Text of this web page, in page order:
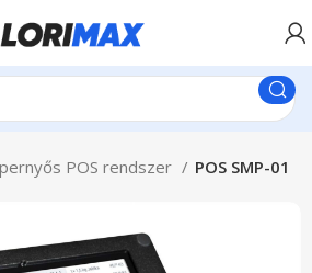
POS rendszer POS SMP-01